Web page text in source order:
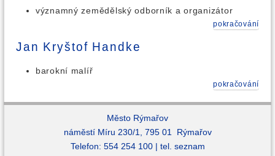
významný zemědělský odborník a organizátor
pokračování
Jan Kryštof Handke
barokní malíř
pokračování
Město Rýmařov
náměstí Míru 230/1, 795 01 Rýmařov
Telefon: 554 254 100 | tel. seznam